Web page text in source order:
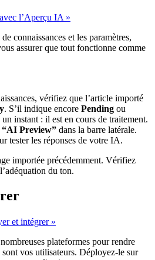
l’Aperçu IA »
connaissances et les paramètres,
assurer que tout fonctionne comme
vérifiez que l’article importé
. S’il indique encore Pending ou
un instant : il est en cours de traitement.
“AI Preview” dans la barre latérale.
tester les réponses de votre IA.
importée précédemment. Vérifiez
du ton.
et intégrer »
plateformes pour rendre
vos utilisateurs. Déployez‑le sur